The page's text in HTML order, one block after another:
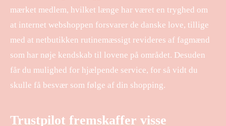
mærket medlem, hvilket længe har været en tryghed om
at internet webshoppen forsvarer de danske love, tillige
med at netbutikken rutinemæssigt revideres af fagmænd
som har nøje kendskab til lovene på området. Desuden
får du mulighed for hjælpende service, for så vidt du
skulle få besvær som følge af din shopping.
Trustpilot fremskaffer visse